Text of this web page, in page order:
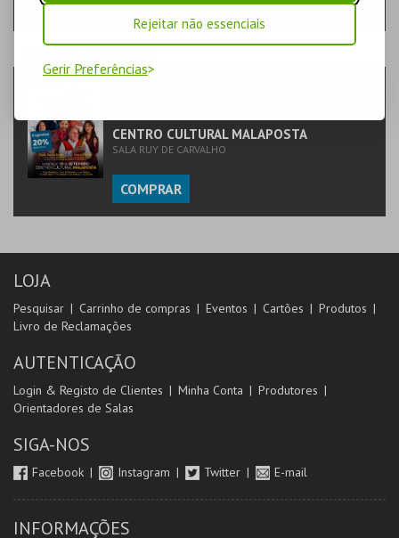
Rejeitar não essenciais
Gerir Preferências
Escolha a sessão pretendida
PASSO- EVENTO
CENTRO CULTURAL MALAPOSTA
SALA RUY DE CARVALHO
COMPRAR
LOJA
Pesquisar Carrinho de compras Eventos Cartões
Produtos
Livro de Reclamações
AUTENTICAÇÃO
Login & Registo de Clientes Minha Conta
Produtores
Orientadores de Salas
SIGA-NOS
Facebook Instagram Twitter E-mail
INFORMAÇÕES